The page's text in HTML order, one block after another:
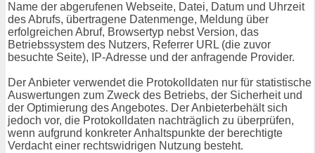
Name der abgerufenen Webseite, Datei, Datum und Uhrzeit
des Abrufs, übertragene Datenmenge, Meldung über
erfolgreichen Abruf, Browsertyp nebst Version, das
Betriebssystem des Nutzers, Referrer URL (die zuvor
besuchte Seite), IP-Adresse und der anfragende Provider.
Der Anbieter verwendet die Protokolldaten nur für statistische
Auswertungen zum Zweck des Betriebs, der Sicherheit und
der Optimierung des Angebotes. Der Anbieterbehält sich
jedoch vor, die Protokolldaten nachträglich zu überprüfen,
wenn aufgrund konkreter Anhaltspunkte der berechtigte
Verdacht einer rechtswidrigen Nutzung besteht.